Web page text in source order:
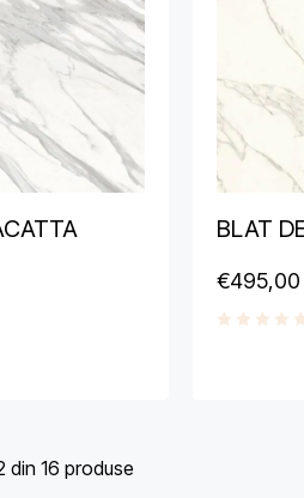
BLAT
€495,00
din 16 produse